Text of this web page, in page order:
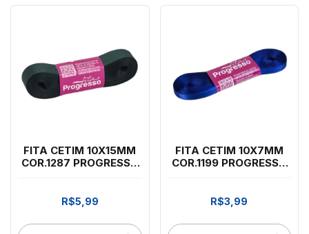
FITA CETIM 10X15MM
COR.1287 PROGRESSO
R$5,99
FITA CETIM 10X7MM
COR.1199 PROGRESSO
R$3,99